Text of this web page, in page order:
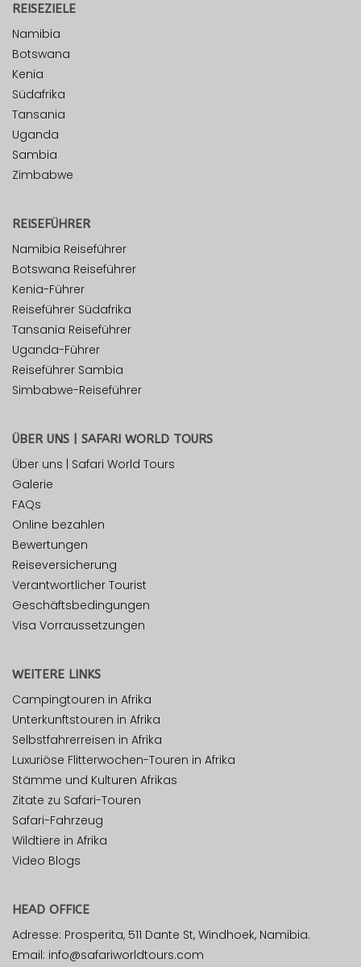
REISEZIELE
Namibia
Botswana
Kenia
Südafrika
Tansania
Uganda
Sambia
Zimbabwe
REISEFÜHRER
Namibia Reiseführer
Botswana Reiseführer
Kenia-Führer
Reiseführer Südafrika
Tansania Reiseführer
Uganda-Führer
Reiseführer Sambia
Simbabwe-Reiseführer
ÜBER UNS | SAFARI WORLD TOURS
Über uns | Safari World Tours
Galerie
FAQs
Online bezahlen
Bewertungen
Reiseversicherung
Verantwortlicher Tourist
Geschäftsbedingungen
Visa Vorraussetzungen
WEITERE LINKS
Campingtouren in Afrika
Unterkunftstouren in Afrika
Selbstfahrerreisen in Afrika
Luxuriöse Flitterwochen-Touren in Afrika
Stämme und Kulturen Afrikas
Zitate zu Safari-Touren
Safari-Fahrzeug
Wildtiere in Afrika
Video Blogs
HEAD OFFICE
Adresse: Prosperita, 511 Dante St, Windhoek, Namibia.
Email: info@safariworldtours.com